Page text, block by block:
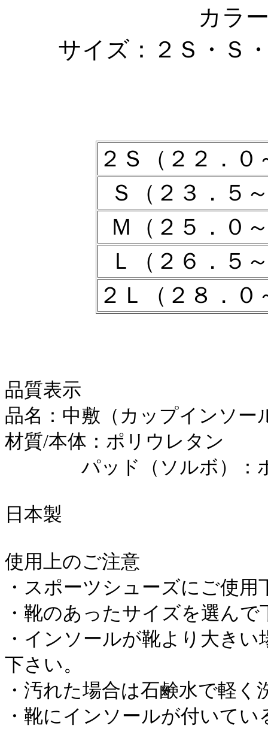
カラ
サイズ：２Ｓ・Ｓ
２Ｓ（２２．
Ｓ（２３．５
Ｍ（２５．０
Ｌ（２６．５
２Ｌ（２８．
品質表示
品名：中敷（カップインソー
材質/本体：ポリウレタン
パッド（ソルボ）：ポ
日本製
使用上のご注意
・スポーツシューズにご使用
・靴のあったサイズを選んで
・インソールが靴より大き
下さい。
・汚れた場合は石鹸水で軽く
・靴にインソールが付いて